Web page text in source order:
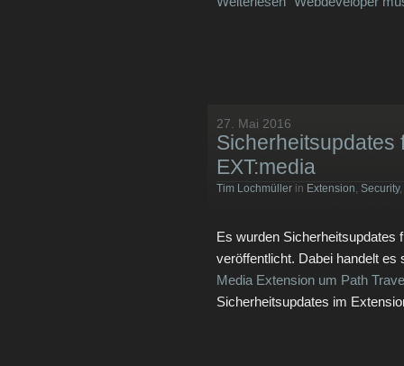
27. Mai 2016
Sicherheitsupdates
EXT:media
Tim Lochmüller in Extension, Security,
Es wurden Sicherheitsupdates
veröffentlicht. Dabei handelt
Media Extension um Path
Sicherheitsupdates im